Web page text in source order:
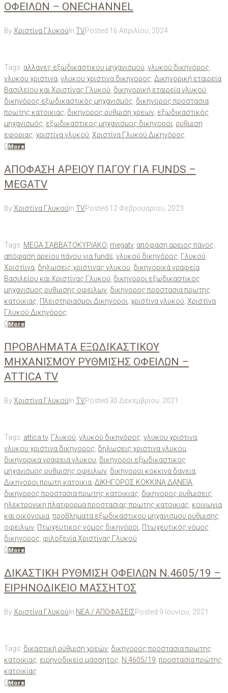
ΟΦΕΙΛΩΝ – ONECHANNEL
ByΧριστίνα Γλυκού In TVPosted 16 Απριλίου, 2024
Tags: αλλαγες εξωδικαστικου μηχανισμού γλυκού δικηγόρος
γλυκου χριστινα γλυκου χριστινα δικηγορος Δικηγορική εταιρεία
Βασιλείου και Χριστίνας Γλυκού δικηγορική εταιρεία γλυκού
δικηγόρος εξωδικαστικός μηχανισμός δικηγορος προστασια
πρωτης κατοικιας δικηγορος ρυθμιση χρεων εξωδικαστικός
μηχανισμός εξωδικαστικος μηχανισμος δικηγοροι ρυθμιση
εφοριας χριστίνα γλυκού Χριστίνα Γλυκού Δικηγόρος
0 More
ΑΠΟΦΑΣΗ ΑΡΕΙΟΥ ΠΑΓΟΥ ΓΙΑ FUNDS –
ΜΕGATV
ByΧριστίνα Γλυκού In TVPosted 12 Φεβρουαρίου, 2023
Tags: MEGA ΣΑΒΒΑΤΟΚΥΡΙΑΚΟ megatv, απόφαση αρειος πάγος
απόφαση αρείου πάγου για funds γλυκού δικηγόρος Γλυκού
Χριστίινα δηλωσεις χριστινας γλυκου δικηγορικά γραφεία
Βασιλείου και Χριστίνας Γλυκού δικηγοροι εξωδικαστικος
μηχανισμος ρυθμισης οφειλων δικηγορος προστασια πρωτης
κατοικιας Πλειστηριασμοι Δικηγοροι χριστίνα γλυκού Χριστίνα
Γλυκού Δικηγόρος
0 More
ΠΡΟΒΛΗΜΑΤΑ ΕΞΩΔΙΚΑΣΤΙΚΟΥ
ΜΗΧΑΝΙΣΜΟΥ ΡΥΘΜΙΣΗΣ ΟΦΕΙΛΩΝ –
ATTICA TV
ByΧριστίνα Γλυκού In TVPosted 30 Δεκεμβρίου, 2021
Tags: attica tv, Γλυκού γλυκού δικηγόρος γλυκου χριστινα
γλυκου χριστινα δικηγορος δηλωσεις χριστινα γλυκου
δικηγορικα γραφεια γλυκου δικηγοροι εξωδικαστικος
μηχανισμος ρυθμισης οφειλων δικηγοροι κοκκινα δανεια
Δικηγοροι πρωτη κατοικια ΔΙΚΗΓΟΡΟΣ ΚΟΚΚΙΝΑ ΔΑΝΕΙΑ
δικηγορος προστασια πρωτης κατοικιας δικηγορος ρυθμισεις
ηλεκτρονικη πλατφορμα προστασιας πρωτης κατοικιας κοινωνια
και οικονομια προβληματα εξωδικαστικου μηχανισμου ρυθμισης
οφειλων Πτωχευτικος νομος δικηγόροι
Πτωχευτικός νόμος
δικηγορος φιλοξενία Χριστίνας Γλυκού
0 More
ΔΙΚΑΣΤΙΚΗ ΡΥΘΜΙΣΗ ΟΦΕΙΛΩΝ Ν.4605/19 –
ΕΙΡΗΝΟΔΙΚΕΙΟ ΜΑΣΣΗΤΟΣ
ByΧριστίνα Γλυκού In ΝΕΑ / ΑΠΟΦΑΣΕΙΣPosted 9 Ιουνίου, 2021
Tags: δικαστική ρύθμιση χρεών δικηγορος προστασια πρωτης
κατοικιας ειρηνοδικείο μάσσητος Ν.4605/19 προστασία πρώτης
κατοικίας
0 More